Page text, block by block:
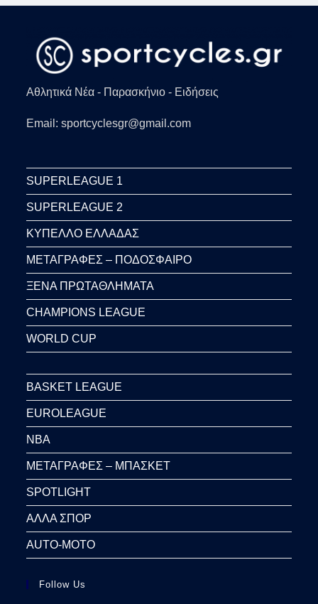
Αθλητικά Νέα - Παρασκήνιο - Ειδήσεις
Email: sportcyclesgr@gmail.com
SUPERLEAGUE 1
SUPERLEAGUE 2
ΚΥΠΕΛΛΟ ΕΛΛΑΔΑΣ
ΜΕΤΑΓΡΑΦΕΣ – ΠΟΔΟΣΦΑΙΡΟ
ΞΕΝΑ ΠΡΩΤΑΘΛΗΜΑΤΑ
CHAMPIONS LEAGUE
WORLD CUP
BASKET LEAGUE
EUROLEAGUE
NBA
ΜΕΤΑΓΡΑΦΕΣ – ΜΠΑΣΚΕΤ
SPOTLIGHT
ΑΛΛΑ ΣΠΟΡ
AUTO-MOTO
Follow Us